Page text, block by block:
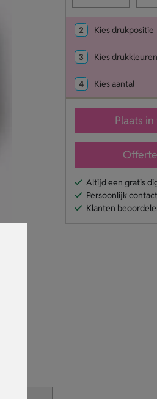
2 Kies drukpositie
3 Kies drukkleuren
4 Kies aantal
Plaats
Altijd een gratis
Persoonlijk
Klanten